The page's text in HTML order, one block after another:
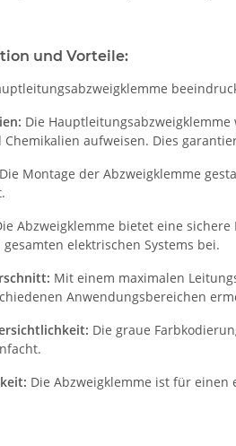
und Vorteile:
Die
aufweisen. Dies
Die Montage der Abzweigklemme
Abzweigklemme bietet eine
elektrischen Systems bei.
Mit einem maximalen
Anwendungsbereichen
Die graue
Die Abzweigklemme ist für